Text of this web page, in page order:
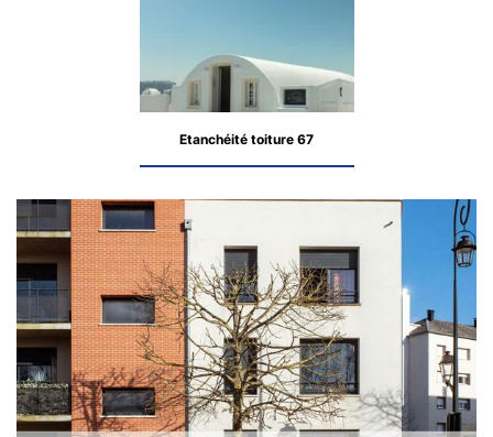
Etanchéité toiture 67